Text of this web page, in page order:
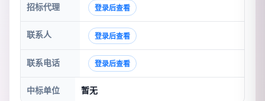
招标代理 登录后查看
联系人 登录后查看
联系电话 登录后查看
中标单位 暂无